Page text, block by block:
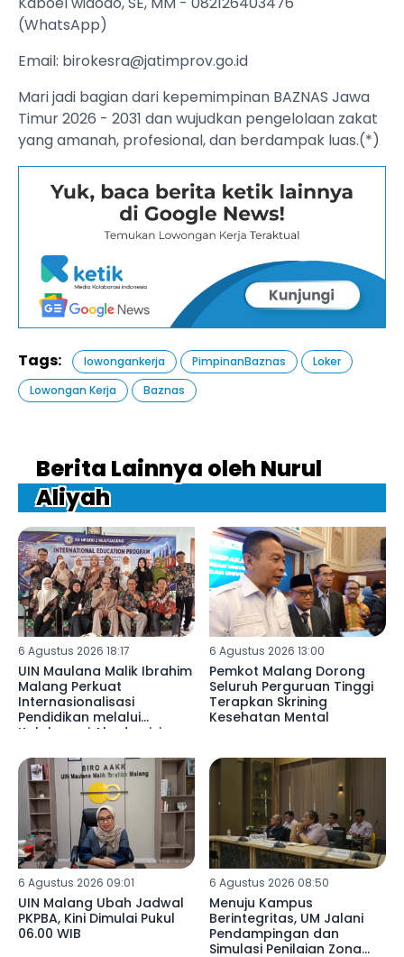
(WhatsApp)
Email: birokesra@jatimprov.go.id
Mari jadi bagian dari kepemimpinan BAZNAS Jawa
Timur 2026 - 2031 dan wujudkan pengelolaan zakat
yang amanah, profesional, dan berdampak luas.(*)
Tags: lowongankerja PimpinanBaznas
Loker
Lowongan Kerja
Baznas
Berita Lainnya oleh Nurul
Aliyah
6 Agustus 2026 18:17
UIN Maulana Malik Ibrahim
Malang Perkuat
Internasionalisasi
Pendidikan melalui
Kolaborasi Akademisi
Mulyoagung
6 Agustus 2026 13:00
Pemkot Malang Dorong
Seluruh Perguruan Tinggi
Terapkan Skrining
Kesehatan Mental
6 Agustus 2026 09:01
UIN Malang Ubah Jadwal
PKPBA, Kini Dimulai Pukul
06.00 WIB
6 Agustus 2026 08:50
Menuju Kampus
Berintegritas, UM Jalani
Pendampingan dan
Simulasi Penilaian Zona